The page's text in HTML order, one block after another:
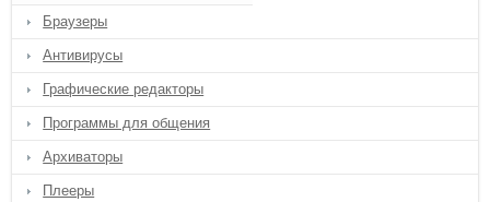
Браузеры
Антивирусы
Графические редакторы
Программы для общения
Архиваторы
Плееры